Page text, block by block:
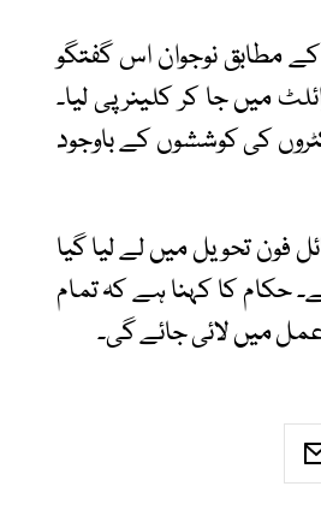
مطابق نوجوان اس گفتگو
میں جا کر کلینر پی لیا۔
کی کوششوں کے باوجود
فون تحویل میں لے لیا گیا
حکام کا کہنا ہے کہ تمام
عمل میں لائی جائے گی۔